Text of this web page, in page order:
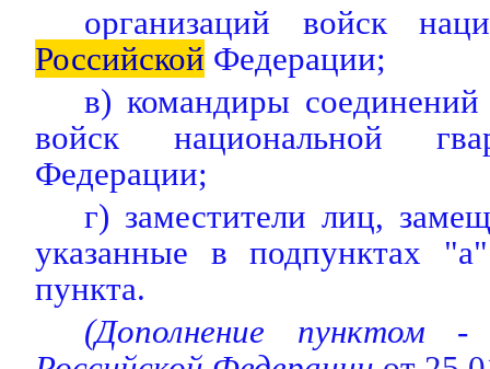
организаций войск
Российской Федерации;
в) командиры
войск национальной
Федерации;
г) заместители лиц,
указанные в подпунктах
пункта.
(Дополнение пунктом